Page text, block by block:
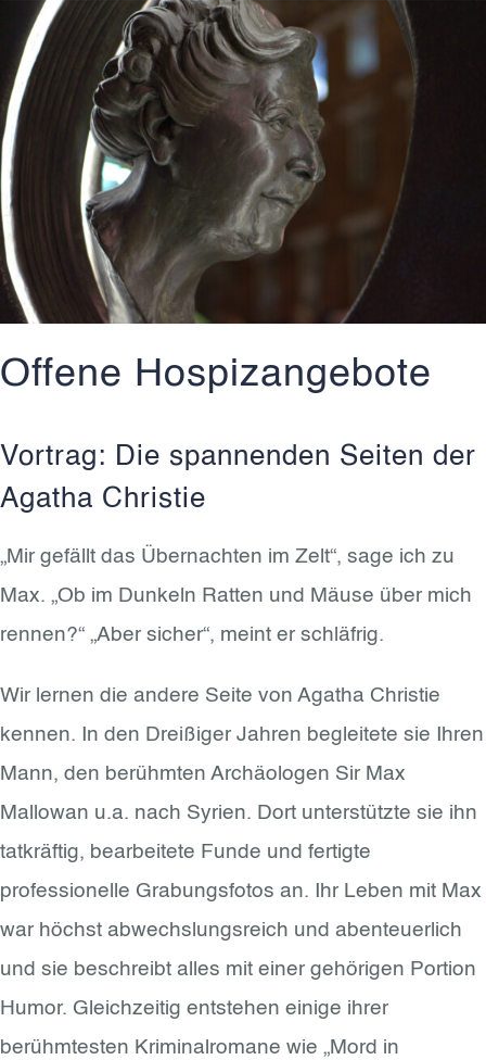
Offene Hospizangebote
Vortrag: Die spannenden Seiten der
Agatha Christie
„Mir gefällt das Übernachten im Zelt“, sage ich zu
Max. „Ob im Dunkeln Ratten und Mäuse über mich
rennen?“ „Aber sicher“, meint er schläfrig.
Wir lernen die andere Seite von Agatha Christie
kennen. In den Dreißiger Jahren begleitete sie Ihren
Mann, den berühmten Archäologen Sir Max
Mallowan u.a. nach Syrien. Dort unterstützte sie ihn
tatkräftig, bearbeitete Funde und fertigte
professionelle Grabungsfotos an. Ihr Leben mit Max
war höchst abwechslungsreich und abenteuerlich
und sie beschreibt alles mit einer gehörigen Portion
Humor. Gleichzeitig entstehen einige ihrer
berühmtesten Kriminalromane wie „Mord in